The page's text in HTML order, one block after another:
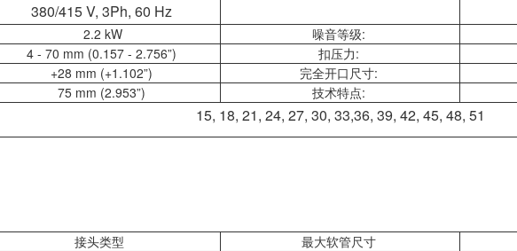
380/415 V, 3Ph, 60 Hz
2.2 kW 噪音等级:
4 - 70 mm (0.157 - 2.756”) 扣压力:
+28 mm (+1.102”) 完全开口尺寸:
75 mm (2.953”) 技术特点:
15, 18, 21, 24, 27, 30, 33,36, 39, 42, 45, 48, 51
接头类型 最大软管尺寸